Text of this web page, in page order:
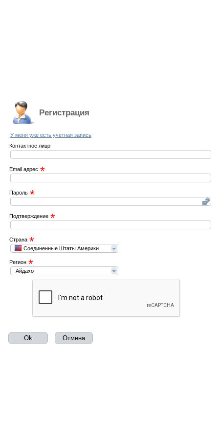
Регистрация
У меня уже есть учетная запись
Контактное лицо
Email адрес *
Пароль *
Подтверждение *
Страна *
Соединенные Штаты Америки
Регион *
Айдахо